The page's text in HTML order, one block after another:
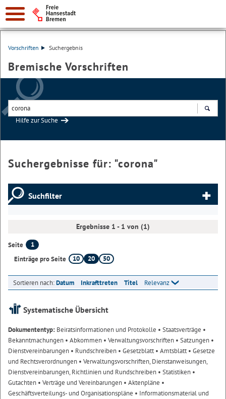
Vorschriften Suchergebnis
Bremische Vorschriften
Hilfe zur Suche
Suchergebnisse für: "corona"
Suchfilter
Ergebnisse 1 - 1 von (1)
Seite
1
Einträge pro Seite
10 20 50
Sortieren nach:Datum Inkrafttreten Titel Relevanz
Systematische Übersicht
Dokumententyp: Beiratsinformationen und Protokolle • Staatsverträge •
Bekanntmachungen • Abkommen • Verwaltungsvorschriften • Satzungen •
Dienstvereinbarungen • Rundschreiben • Gesetzblatt• Amtsblatt• Gesetze
und Rechtsverordnungen • Verwaltungsvorschriften, Dienstanweisungen,
Dienstvereinbarungen, Richtlinien und Rundschreiben • Statistiken •
Gutachten • Verträge und Vereinbarungen • Aktenpläne •
Geschäftsverteilungs- und Organisationspläne • Informationsmaterial und